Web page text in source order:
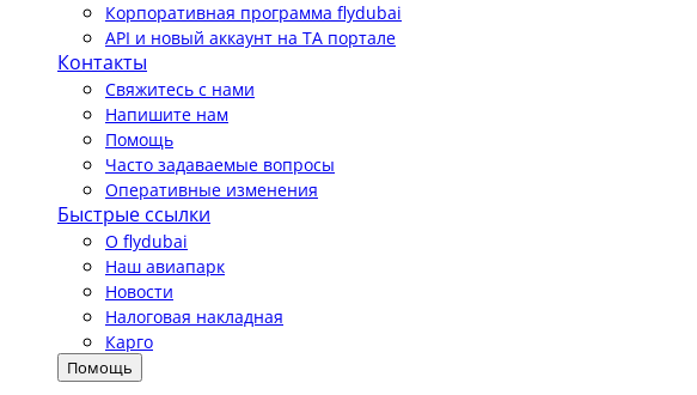
Корпоративная программа flydubai
API и новый аккаунт на TA портале
Контакты
Свяжитесь с нами
Напишите нам
Помощь
Часто задаваемые вопросы
Оперативные изменения
Быстрые ссылки
О flydubai
Наш авиапарк
Новости
Налоговая накладная
Карго
Помощь